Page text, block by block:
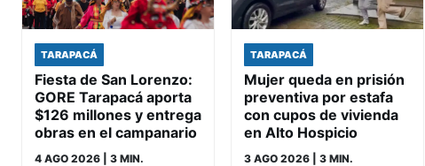
TARAPACÁ
Fiesta de San Lorenzo:
GORE Tarapacá aporta
$126 millones y entrega
obras en el campanario
4 AGO 2026 | 3 MIN.
TARAPACÁ
Mujer queda en prisión
preventiva por estafa
con cupos de vivienda
en Alto Hospicio
3 AGO 2026 | 3 MIN.